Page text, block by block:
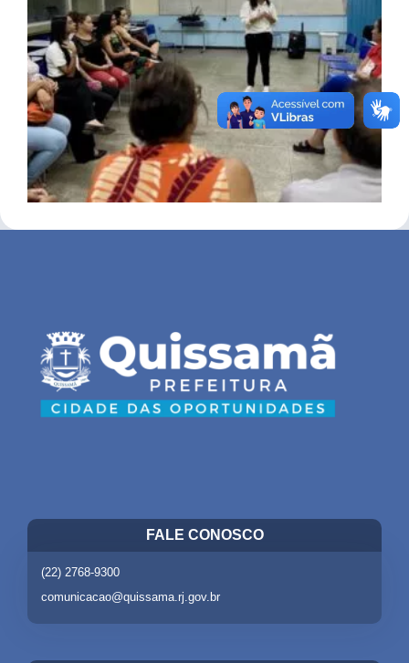
FALE CONOSCO
(22) 2768-9300
comunicacao@quissama.rj.gov.br